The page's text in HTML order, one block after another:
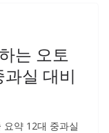
는 오토
실 대비
약 12대 중과실